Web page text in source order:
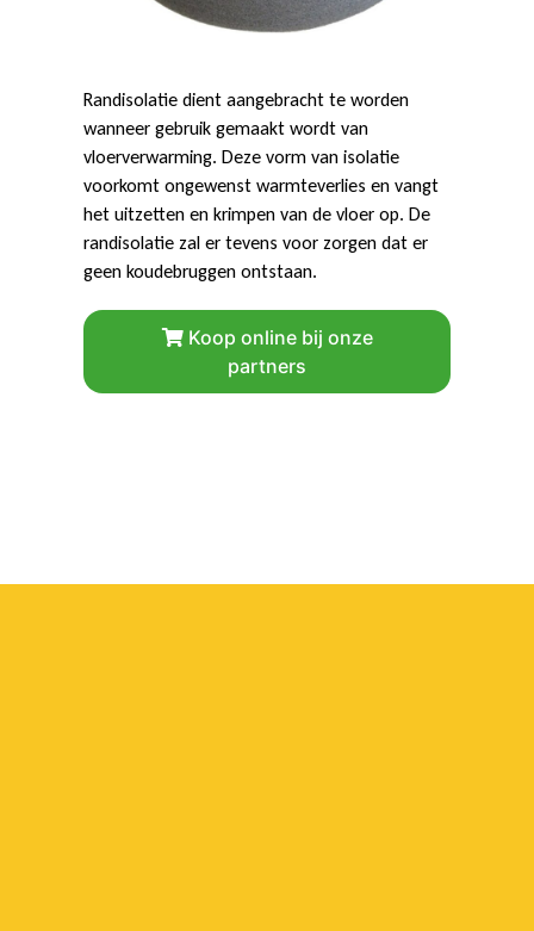
Randisolatie dient aangebracht te worden
wanneer gebruik gemaakt wordt van
vloerverwarming. Deze vorm van isolatie
voorkomt ongewenst warmteverlies en vangt
het uitzetten en krimpen van de vloer op. De
randisolatie zal er tevens voor zorgen dat er
geen koudebruggen ontstaan.
Koop online bij onze
partners